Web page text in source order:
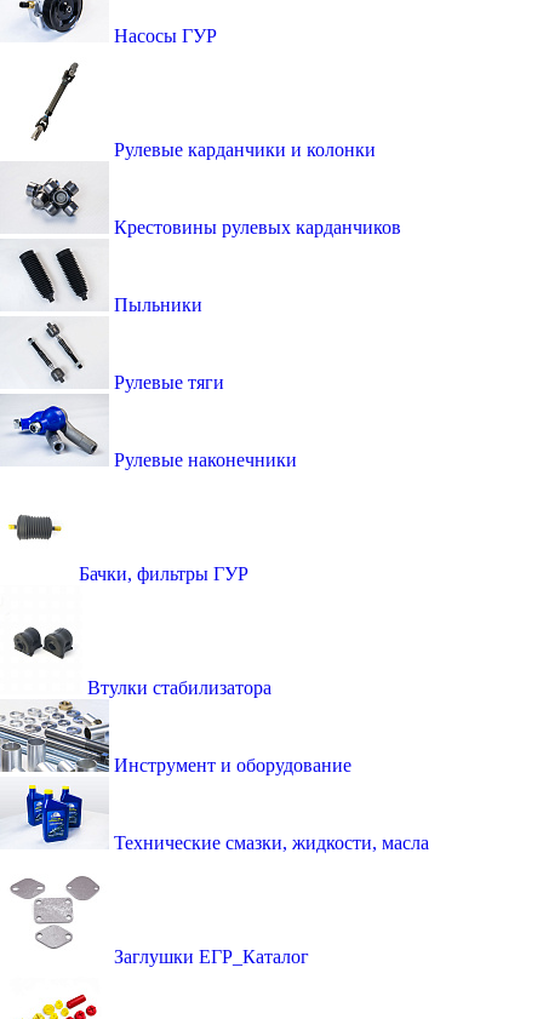
Насосы ГУР
Рулевые карданчики и колонки
Крестовины рулевых карданчиков
Пыльники
Рулевые тяги
Рулевые наконечники
Бачки, фильтры ГУР
Втулки стабилизатора
Инструмент и оборудование
Технические смазки, жидкости, масла
Заглушки ЕГР_Каталог